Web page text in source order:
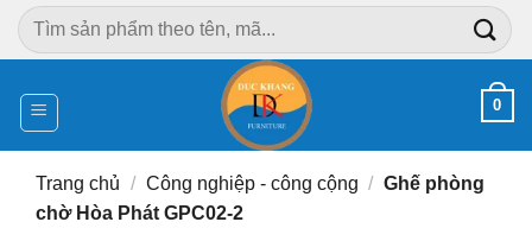
Chuyển
đến
dung
Tìm
kiếm:
0
Trang chủ / Công nghiệp - công cộng / Ghế phòng
chờ Hòa Phát GPC02-2